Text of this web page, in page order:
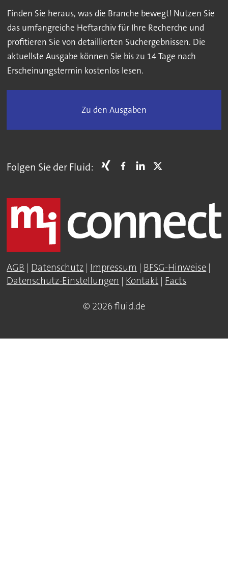
Finden Sie heraus, was die Branche bewegt! Nutzen Sie
das umfangreiche Heftarchiv für Ihre Recherche und
profitieren Sie von detaillierten Suchergebnissen. Die
aktuellste Ausgabe können Sie bis zu 14 Tage nach
Erscheinungstermin kostenlos lesen.
Zu den Ausgaben
Folgen Sie der Fluid:
AGB Datenschutz Impressum BFSG-Hinweise
Datenschutz-Einstellungen
Kontakt Facts
© 2026 fluid.de